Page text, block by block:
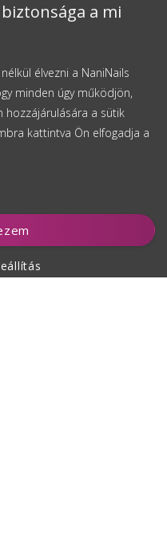
a mi
élvezni a NaniNails
minden úgy működjön,
hozzájárulására a sütik
kattintva Ön elfogadja a